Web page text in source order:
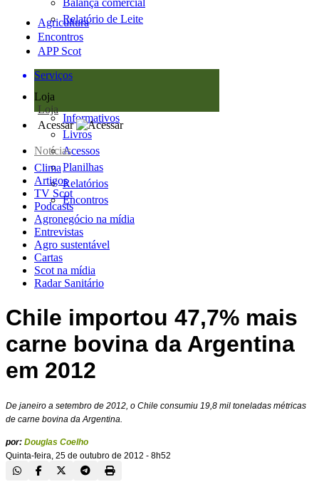
Balança comercial
Relatório de Leite
Agricultura
Encontros
APP Scot
Serviços
Loja
Loja
Informativos
Livros
Acessos
Planilhas
Relatórios
Encontros
Acessar
Notícias
Clima
Artigos
TV Scot
Podcasts
Agronegócio na mídia
Entrevistas
Agro sustentável
Cartas
Scot na mídia
Radar Sanitário
Chile importou 47,7% mais
carne bovina da Argentina
em 2012
De janeiro a setembro de 2012, o Chile consumiu 19,8 mil toneladas métricas
de carne bovina da Argentina.
por: Douglas Coelho
Quinta-feira, 25 de outubro de 2012 - 8h52